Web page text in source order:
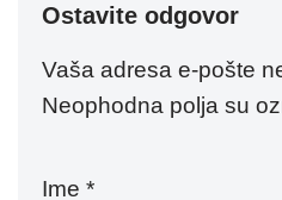
Ostavite odgovor
Vaša adresa e-pošte
Neophodna polja su
Ime *